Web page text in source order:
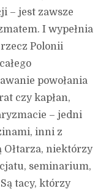
– jest zawsze
I wypełnia
Polonii
powołania
czy kapłan,
– jedni
inni z
Ołtarza, niektórzy
seminarium,
tacy, którzy